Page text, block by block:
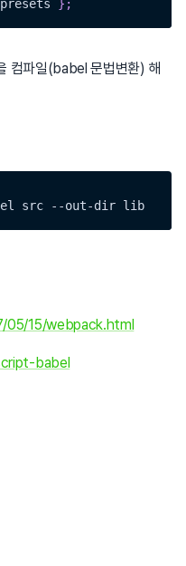
presets } ;
컴파일(babel 문법변환) 해
src --out-dir lib
05/15/webpack.html
babel